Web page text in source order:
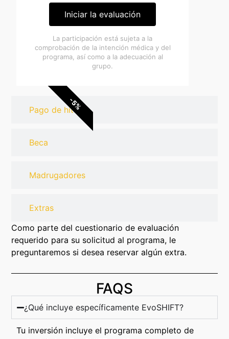
Pago de hitos
Beca
Madrugadores
Extras
Iniciar la evaluación
La participación está sujeta a la
comprobación de la intención médica y del
programa, así como a la adecuación al
grupo.
-5%
Como parte del cuestionario de evaluación
requerido para su solicitud al programa, le
preguntaremos si desea reservar algún extra.
FAQS
¿Qué incluye específicamente EvoSHIFT?
Tu inversión incluye el programa completo de